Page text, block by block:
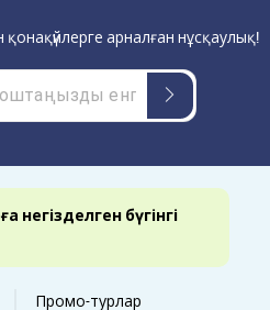
негізделген бүгінгі
Промо-турлар
арналған нұсқаулық!